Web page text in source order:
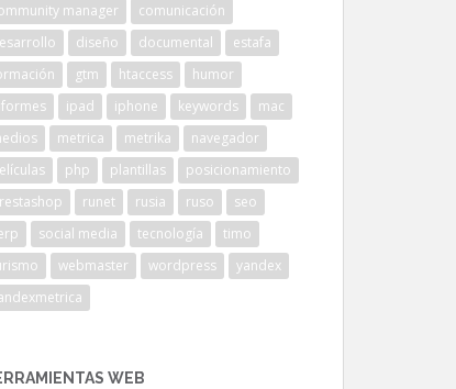
manager
comunicación
diseño documental
estafa
gtm htaccess
humor
ipad iphone keywords
mac
metrica metrika
navegador
php plantillas
posicionamiento
runet rusia ruso
seo
social media tecnología
timo
webmaster wordpress
yandex
WEB